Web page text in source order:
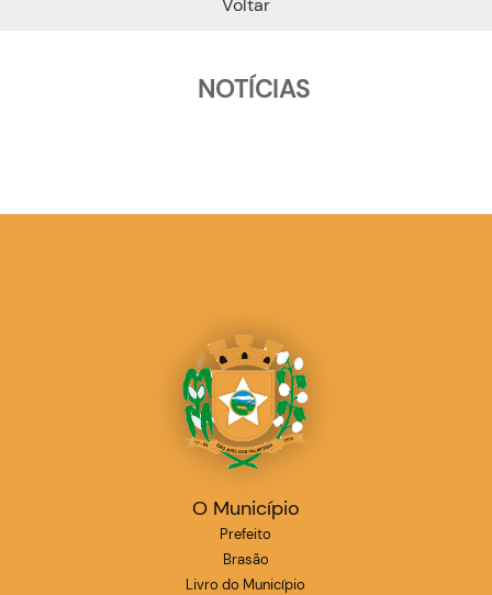
Voltar
NOTÍCIAS
O Município
Prefeito
Brasão
Livro do Município